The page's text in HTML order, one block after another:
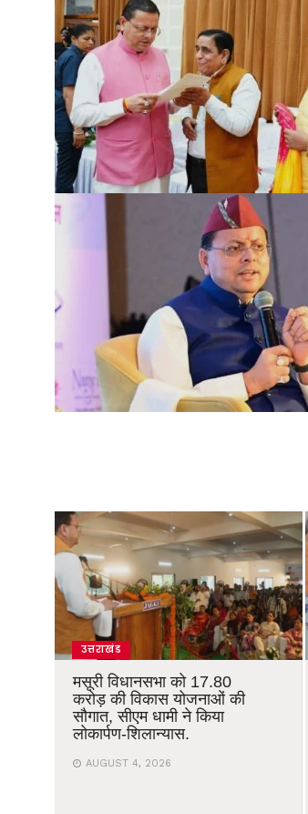
उत्तराखंड
मसूरी विधानसभा को 17.80
करोड़ की विकास योजनाओं की
सौगात, सीएम धामी ने किया
लोकार्पण-शिलान्यास.
AUGUST 4, 2026